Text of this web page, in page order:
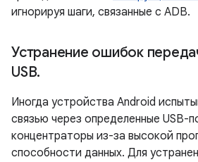
игнорируя шаги, связанные с ADB.
Устранение ошибок
USB.
Иногда устройства Android
связью через определенные USB-
концентраторы из-за высокой
способности данных. Для